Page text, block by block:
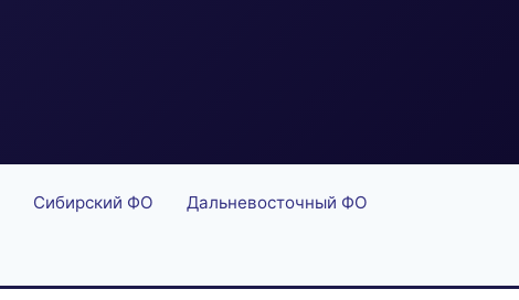
Сибирский ФО Дальневосточный ФО